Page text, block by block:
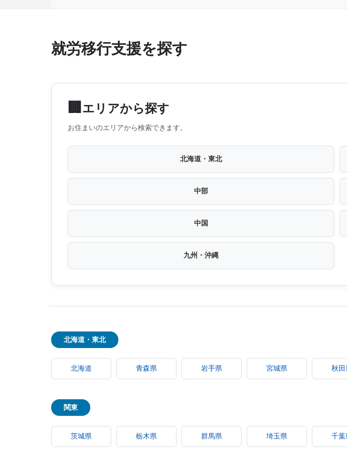
就労移行支援を探す
🏢 エリアから探す
お住まいのエリアから検索できます。
北海道・東北
中部
中国
九州・沖縄
北海道・東北
北海道 青森県 岩手県 宮城県 秋田
関東
茨城県 栃木県 群馬県 埼玉県 千葉